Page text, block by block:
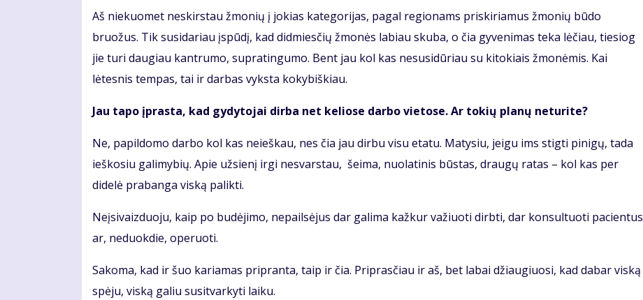
Aš niekuomet neskirstau žmonių į jokias kategorijas, pagal regionams priskiriamus žmonių būdo
bruožus. Tik susidariau įspūdį, kad didmiesčių žmonės labiau skuba, o čia gyvenimas teka lėčiau, tiesiog
jie turi daugiau kantrumo, supratingumo. Bent jau kol kas nesusidūriau su kitokiais žmonėmis. Kai
lėtesnis tempas, tai ir darbas vyksta kokybiškiau.
Jau tapo įprasta, kad gydytojai dirba net keliose darbo vietose. Ar tokių planų neturite?
Ne, papildomo darbo kol kas neieškau, nes čia jau dirbu visu etatu. Matysiu, jeigu ims stigti pinigų, tada
ieškosiu galimybių. Apie užsienį irgi nesvarstau, šeima, nuolatinis būstas, draugų ratas – kol kas per
didelė prabanga viską palikti.
Neįsivaizduoju, kaip po budėjimo, nepailsėjus dar galima kažkur važiuoti dirbti, dar konsultuoti pacientus
ar, neduokdie, operuoti.
Sakoma, kad ir šuo kariamas pripranta, taip ir čia. Priprasčiau ir aš, bet labai džiaugiuosi, kad dabar viską
spėju, viską galiu susitvarkyti laiku.